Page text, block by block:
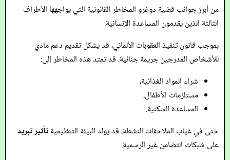
من أبرز جوانب قضية دوغرو المخاطر القانونية التي يواجهها الأطراف
الثالثة الذين يقدمون المساعدة الإنسانية.
بموجب قانون تنفيذ العقوبات الألماني، قد يشكل تقديم دعم مادي
للأشخاص المدرجين جريمة جنائية. قد تمتد هذه المخاطر إلى:
شراء المواد الغذائية،
مستلزمات الأطفال،
المساعدة السكنية.
حتى في غياب الملاحقات النشطة، قد يولد البيئة التنظيميةتأثير تبريد
على شبكات التضامن غير الرسمية.